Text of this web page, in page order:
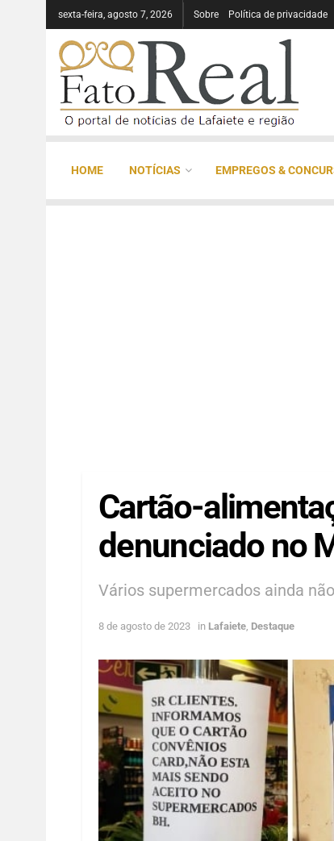
sexta-feira, agosto 7, 2026 Sobre Política de privacidade
HOME NOTÍCIAS EMPREGOS &
Cartão-
denunciado no
Vários supermercados ainda
8 de agosto de 2023 in Lafaiete Destaque